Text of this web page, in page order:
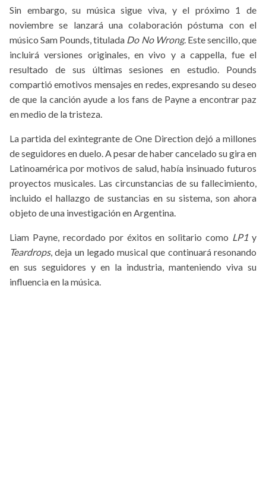
Sin embargo, su música sigue viva, y el próximo 1 de
noviembre se lanzará una colaboración póstuma con el
músico Sam Pounds, titulada Do No Wrong. Este sencillo, que
incluirá versiones originales, en vivo y a cappella, fue el
resultado de sus últimas sesiones en estudio. Pounds
compartió emotivos mensajes en redes, expresando su deseo
de que la canción ayude a los fans de Payne a encontrar paz
en medio de la tristeza.
La partida del exintegrante de One Direction dejó a millones
de seguidores en duelo. A pesar de haber cancelado su gira en
Latinoamérica por motivos de salud, había insinuado futuros
proyectos musicales. Las circunstancias de su fallecimiento,
incluido el hallazgo de sustancias en su sistema, son ahora
objeto de una investigación en Argentina.
Liam Payne, recordado por éxitos en solitario como LP1 y
Teardrops, deja un legado musical que continuará resonando
en sus seguidores y en la industria, manteniendo viva su
influencia en la música.